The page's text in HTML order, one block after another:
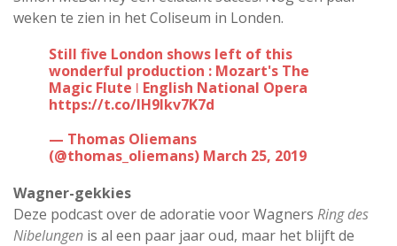
weken te zien in het Coliseum in Londen.
Still five London shows left of this
wonderful production : Mozart's The
Magic Flute ǀ English National Opera
https://t.co/IH9lkv7K7d
— Thomas Oliemans
(@thomas_oliemans) March 25, 2019
Wagner-gekkies
Deze podcast over de adoratie voor Wagners Ring des
Nibelungen is al een paar jaar oud, maar het blijft de